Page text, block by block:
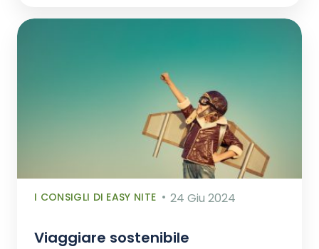
I CONSIGLI DI EASY NITE 24 Giu 2024
Viaggiare sostenibile